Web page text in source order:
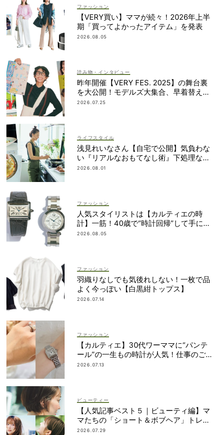
ファッション
【VERY買い】ママが続々！2026年上半
期「買ってよかったアイテム」を発表
2026.08.05
読み物・インタビュー
昨年開催【VERY FES. 2025】の舞台裏
を大公開！モデルズ大集合、早着替え作
戦etc.
2026.07.25
ライフスタイル
浅見れいなさん【自宅で公開】気負わな
い『リアルなおもてなし術』下処理なし
レシピや愛用品も
2026.08.01
ファッション
人気スタイリストは【カルティエの時
計】一筋！40歳で“時計回帰”して手に入
れた名品は？
2026.08.05
ファッション
羽織りなしでも気後れしない！一枚で品
よく今っぽい【白黒紺トップス】
2026.07.14
ファッション
【カルティエ】30代ワーママに“パンテ
ール”の一生もの時計が人気！仕事のご褒
美＆節目買いに
2026.07.13
ビューティー
【人気記事ベスト５｜ビューティ編】マ
マたちの「ショート＆ボブヘア」トレン
ドが丸わかり！
2026.07.29